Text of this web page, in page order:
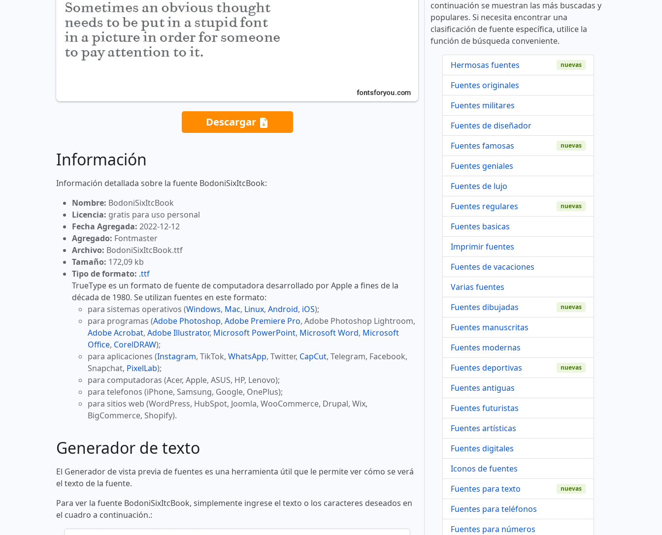
Descargar
Información
Información detallada sobre la fuente BodoniSixItcBook:
Nombre: BodoniSixItcBook
Licencia: gratis para uso personal
Fecha Agregada: 2022-12-12
Agregado: Fontmaster
Archivo: BodoniSixItcBook.ttf
Tamaño: 172,09 kb
Tipo de formato: .ttf
TrueType es un formato de fuente de computadora desarrollado por Apple a fines de la
década de 1980. Se utilizan fuentes en este formato:
para sistemas operativos (Windows, Mac, Linux, Android, iOS);
para programas (Adobe Photoshop, Adobe Premiere Pro, Adobe Photoshop Lightroom,
Adobe Acrobat, Adobe Illustrator, Microsoft PowerPoint, Microsoft Word, Microsoft
Office, CorelDRAW);
para aplicaciones (Instagram, TikTok, WhatsApp, Twitter, CapCut, Telegram, Facebook,
Snapchat, PixelLab);
para computadoras (Acer, Apple, ASUS, HP, Lenovo);
para telefonos (iPhone, Samsung, Google, OnePlus);
para sitios web (WordPress, HubSpot, Joomla, WooCommerce, Drupal, Wix,
BigCommerce, Shopify).
Generador de texto
El Generador de vista previa de fuentes es una herramienta útil que le permite ver cómo se verá
el texto de la fuente.
Para ver la fuente BodoniSixItcBook, simplemente ingrese el texto o los caracteres deseados en
el cuadro a continuación.:
continuación se muestran las más buscadas y
populares. Si necesita encontrar una
clasificación de fuente específica, utilice la
función de búsqueda conveniente.
Hermosas fuentes nuevas
Fuentes originales
Fuentes militares
Fuentes de diseñador
Fuentes famosas
nuevas
Fuentes geniales
Fuentes de lujo
Fuentes regulares
nuevas
Fuentes basicas
Imprimir fuentes
Fuentes de vacaciones
Varias fuentes
Fuentes dibujadas
nuevas
Fuentes manuscritas
Fuentes modernas
Fuentes deportivas
nuevas
Fuentes antiguas
Fuentes futuristas
Fuentes artísticas
Fuentes digitales
Iconos de fuentes
Fuentes para texto
nuevas
Fuentes para teléfonos
Fuentes para números